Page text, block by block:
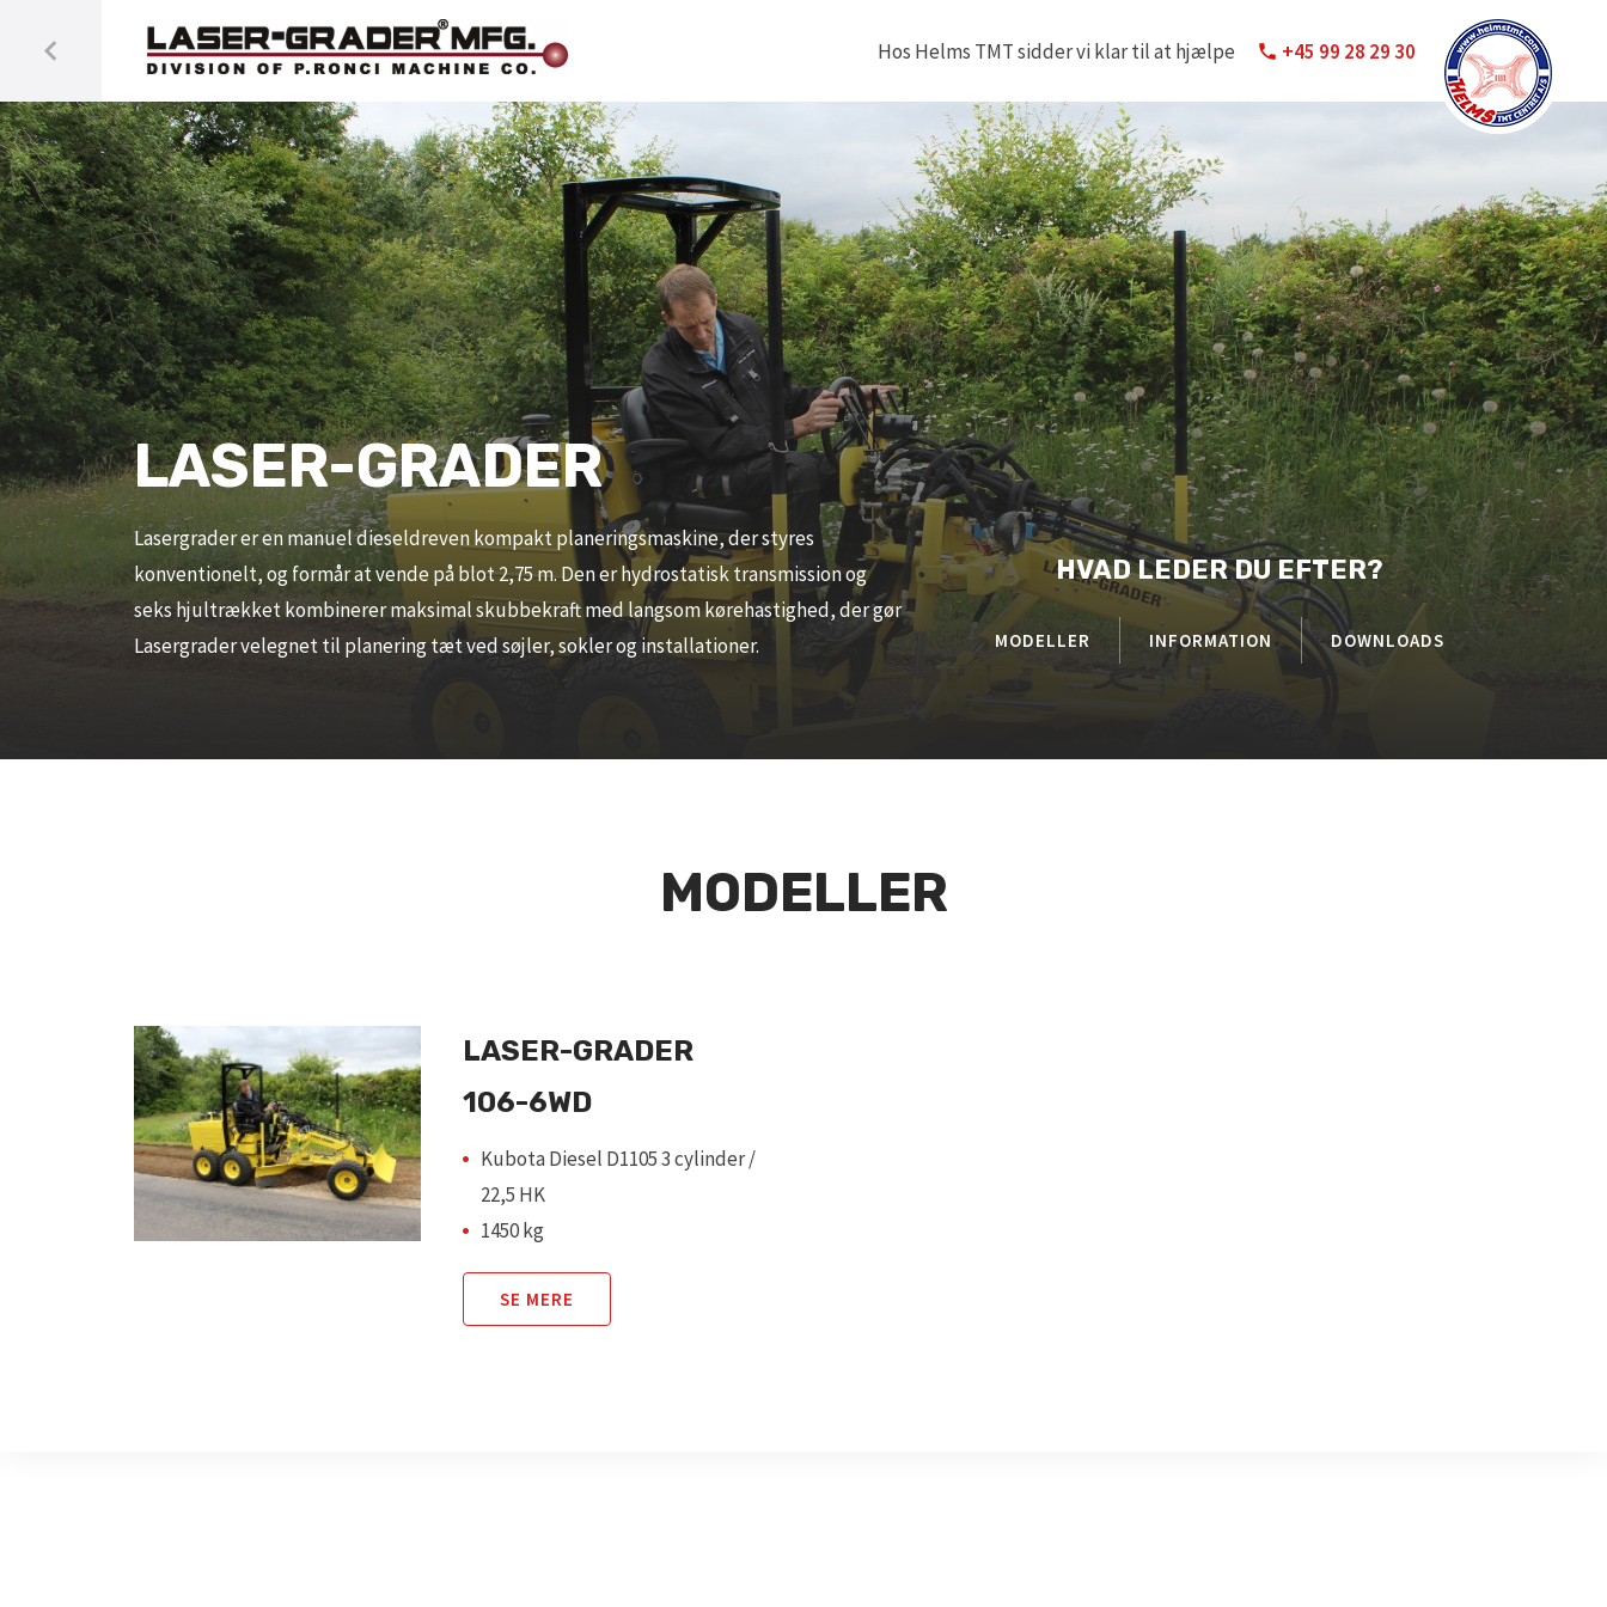
Hos Helms TMT sidder vi klar til at hjælpe +45 99 28 29 30
LASER-GRADER
Lasergrader er en manuel dieseldreven kompakt planeringsmaskine, der styres
konventionelt, og formår at vende på blot 2,75 m. Den er hydrostatisk transmission og
seks hjultrækket kombinerer maksimal skubbekraft med langsom kørehastighed, der gør
Lasergrader velegnet til planering tæt ved søjler, sokler og installationer.
HVAD LEDER DU EFTER?
MODELLER INFORMATION DOWNLOADS
MODELLER
LASER-GRADER
106-6WD
Kubota Diesel D1105 3 cylinder /
22,5 HK
1450 kg
SE MERE